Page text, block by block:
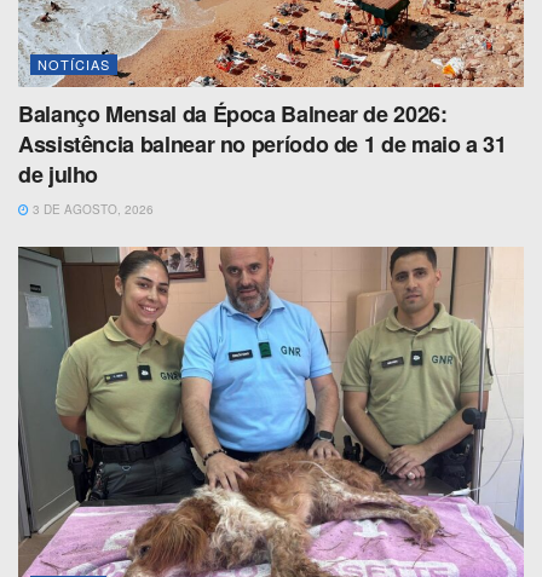
NOTÍCIAS
Balanço Mensal da Época Balnear de 2026:
Assistência balnear no período de 1 de maio a 31
de julho
3 DE AGOSTO, 2026